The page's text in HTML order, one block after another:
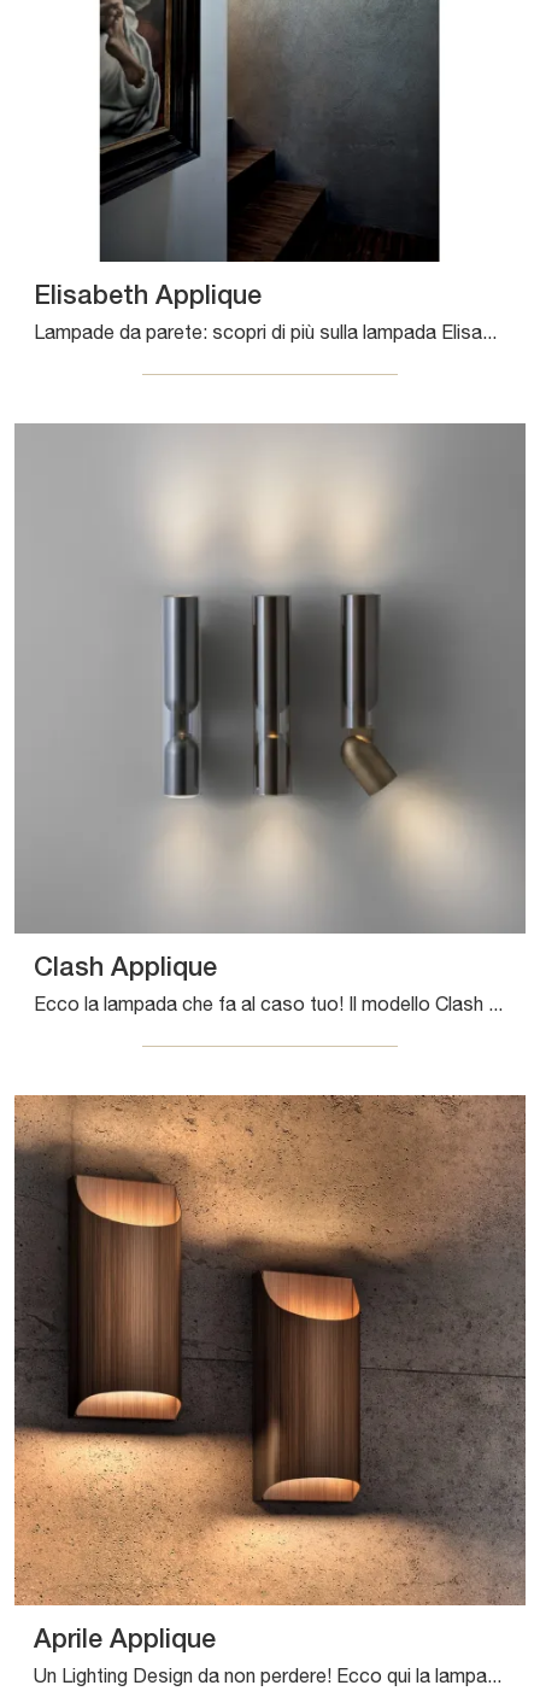
Elisabeth Applique
Lampade da parete: scopri di più sulla lampada Elisabeth Applique in metallo che ti proponiamo.
Clash Applique
Ecco la lampada che fa al caso tuo! Il modello Clash Applique è una tra le nostre lampade da parete di Pentalight.
Aprile Applique
Un Lighting Design da non perdere! Ecco qui la lampada da parete Aprile Applique di Pentalight.